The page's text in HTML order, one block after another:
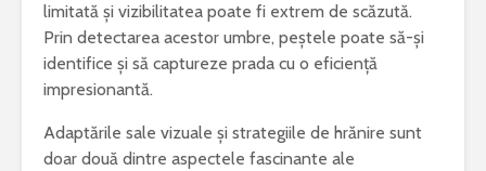
limitată și vizibilitatea poate fi extrem de scăzută.
Prin detectarea acestor umbre, peștele poate să-și
identifice și să captureze prada cu o eficiență
impresionantă.
Adaptările sale vizuale și strategiile de hrănire sunt
doar două dintre aspectele fascinante ale